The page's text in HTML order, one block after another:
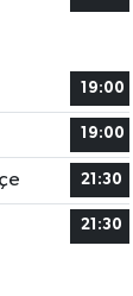
19:00
19:00
21:30
21:30